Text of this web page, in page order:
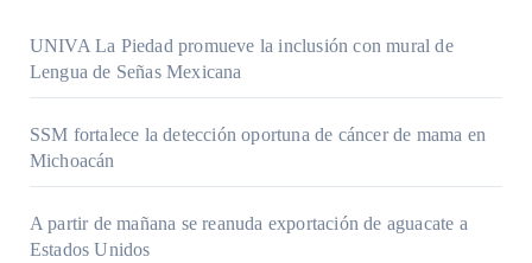
UNIVA La Piedad promueve la inclusión con mural de
Lengua de Señas Mexicana
SSM fortalece la detección oportuna de cáncer de mama en
Michoacán
A partir de mañana se reanuda exportación de aguacate a
Estados Unidos